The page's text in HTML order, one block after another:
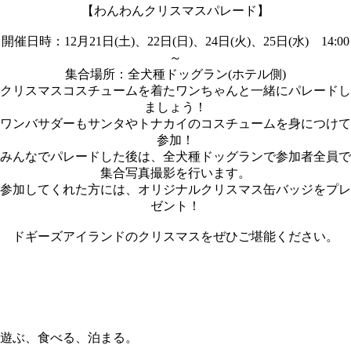
【わんわんクリスマスパレード】
開催日時：12月21日(土)、22日(日)、24日(火)、25日(水) 14:00
～
集合場所：全犬種ドッグラン(ホテル側)
クリスマスコスチュームを着たワンちゃんと一緒にパレードし
ましょう！
ワンバサダーもサンタやトナカイのコスチュームを身につけて
参加！
みんなでパレードした後は、全犬種ドッグランで参加者全員で
集合写真撮影を行います。
参加してくれた方には、オリジナルクリスマス缶バッジをプレ
ゼント！
ドギーズアイランドのクリスマスをぜひご堪能ください。
遊ぶ、食べる、泊まる。